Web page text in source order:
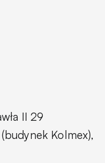
II 29
Kolmex),